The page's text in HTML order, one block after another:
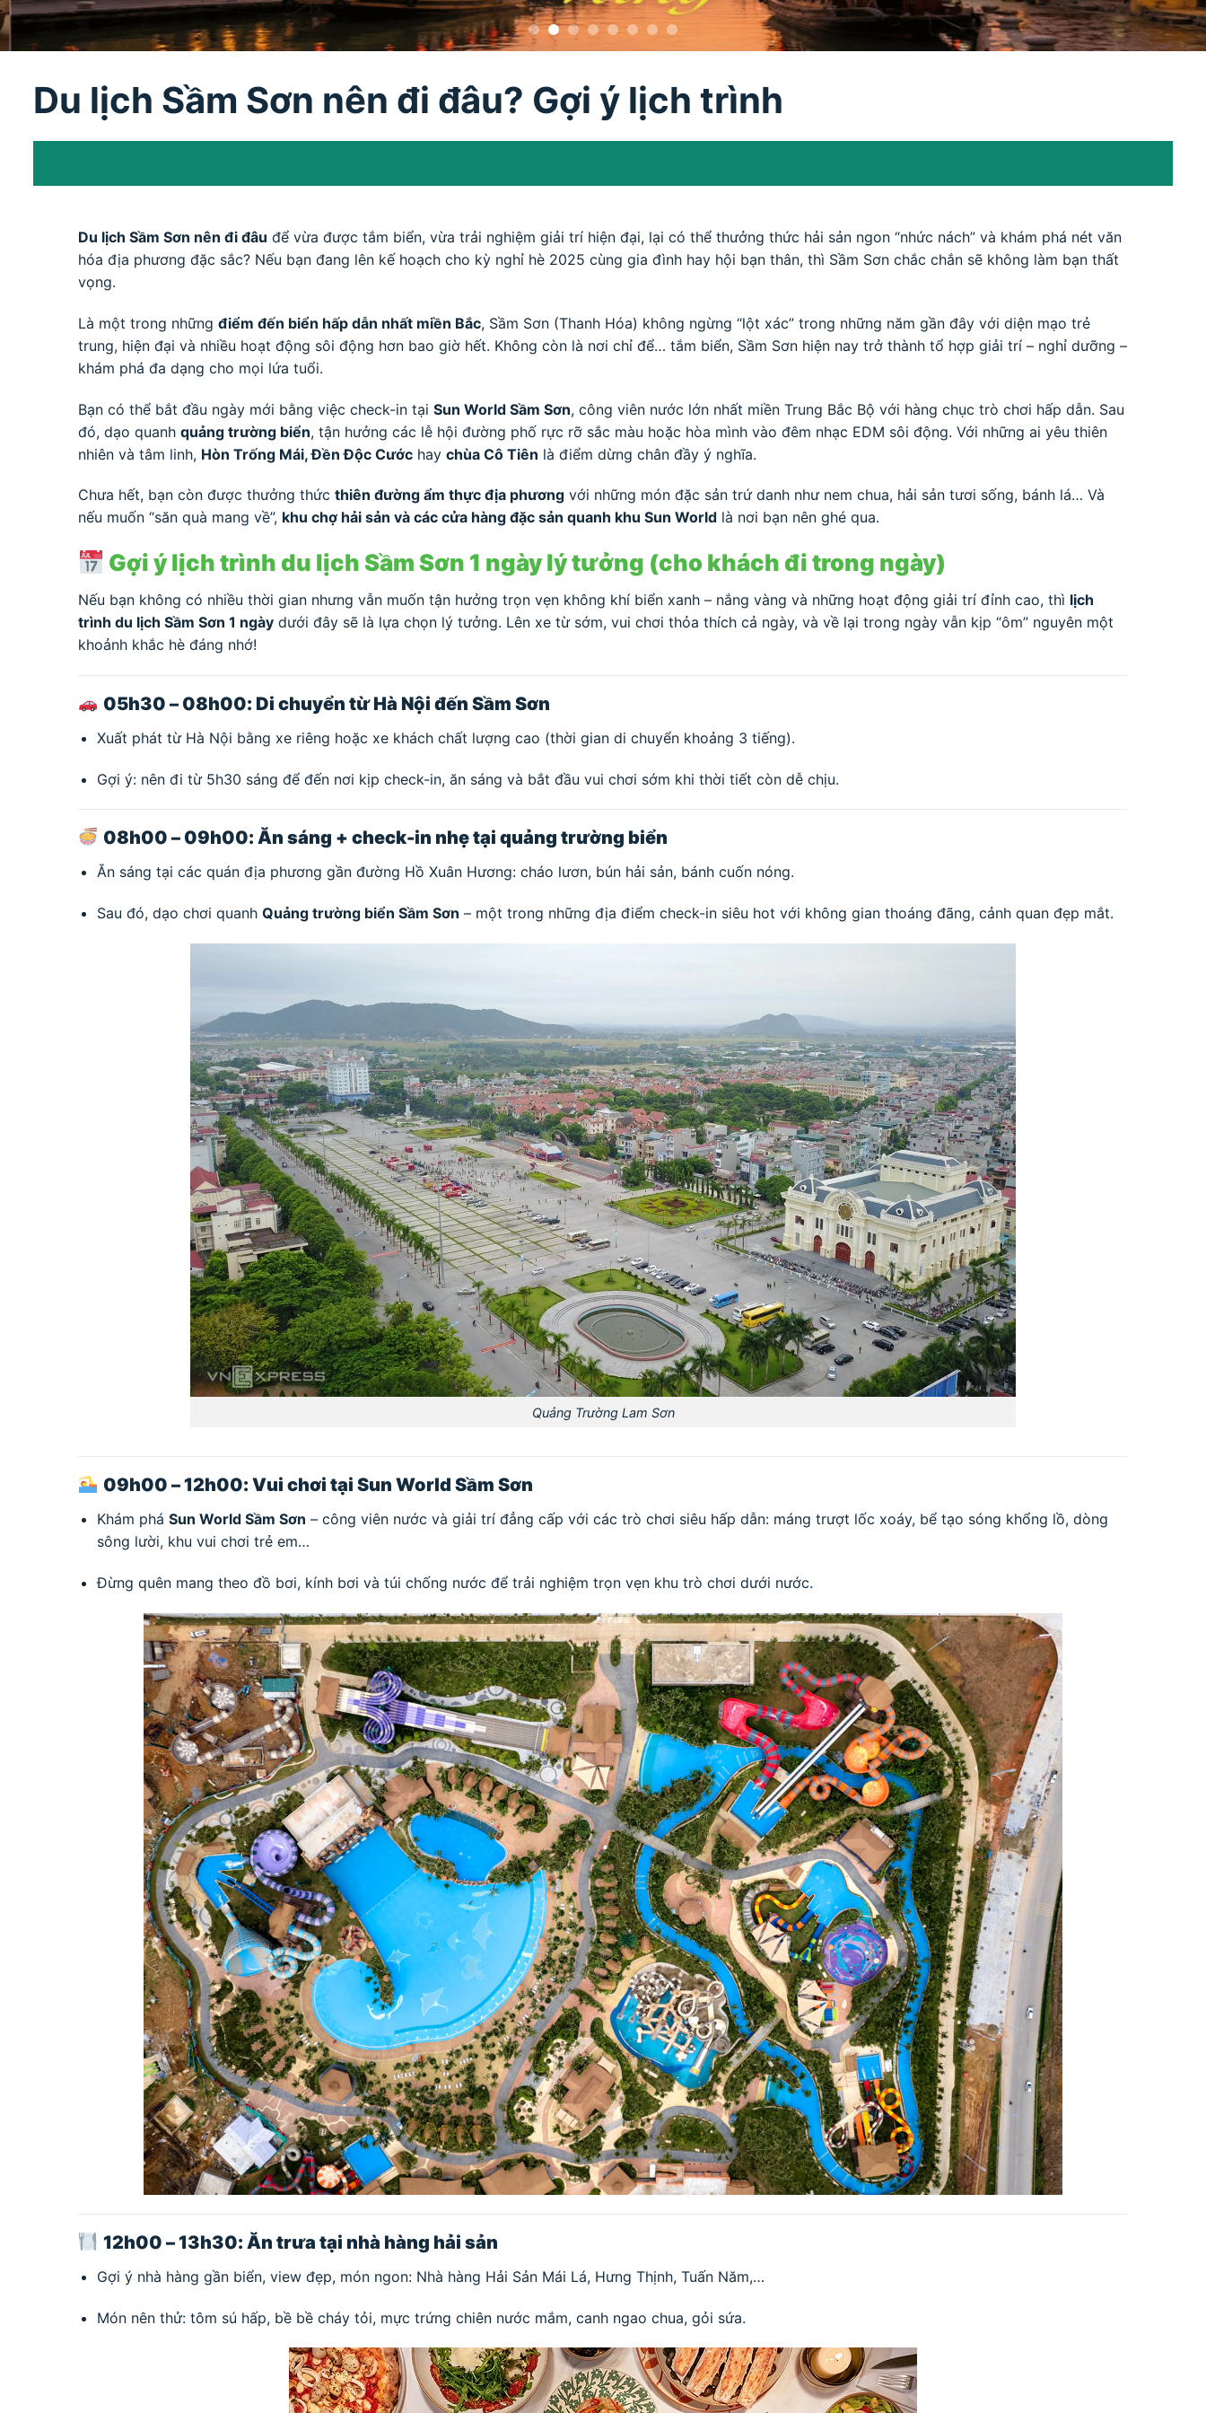
Du lịch Sầm Sơn nên đi đâu? Gợi ý lịch trình
Du lịch Sầm Sơn nên đi đâu để vừa được tắm biển, vừa trải nghiệm giải trí hiện đại, lại có thể thưởng thức hải sản ngon “nhức nách” và khám phá nét văn
hóa địa phương đặc sắc? Nếu bạn đang lên kế hoạch cho kỳ nghỉ hè 2025 cùng gia đình hay hội bạn thân, thì Sầm Sơn chắc chắn sẽ không làm bạn thất
vọng.
Là một trong những điểm đến biển hấp dẫn nhất miền Bắc, Sầm Sơn (Thanh Hóa) không ngừng “lột xác” trong những năm gần đây với diện mạo trẻ
trung, hiện đại và nhiều hoạt động sôi động hơn bao giờ hết. Không còn là nơi chỉ để… tắm biển, Sầm Sơn hiện nay trở thành tổ hợp giải trí – nghỉ dưỡng –
khám phá đa dạng cho mọi lứa tuổi.
Bạn có thể bắt đầu ngày mới bằng việc check-in tại Sun World Sầm Sơn, công viên nước lớn nhất miền Trung Bắc Bộ với hàng chục trò chơi hấp dẫn. Sau
đó, dạo quanh quảng trường biển, tận hưởng các lễ hội đường phố rực rỡ sắc màu hoặc hòa mình vào đêm nhạc EDM sôi động. Với những ai yêu thiên
nhiên và tâm linh, Hòn Trống Mái, Đền Độc Cước hay chùa Cô Tiên là điểm dừng chân đầy ý nghĩa.
Chưa hết, bạn còn được thưởng thức thiên đường ẩm thực địa phương với những món đặc sản trứ danh như nem chua, hải sản tươi sống, bánh lá… Và
nếu muốn “săn quà mang về”, khu chợ hải sản và các cửa hàng đặc sản quanh khu Sun World là nơi bạn nên ghé qua.
Gợi ý lịch trình du lịch Sầm Sơn 1 ngày lý tưởng (cho khách đi trong ngày)
Nếu bạn không có nhiều thời gian nhưng vẫn muốn tận hưởng trọn vẹn không khí biển xanh – nắng vàng và những hoạt động giải trí đỉnh cao, thì lịch
trình du lịch Sầm Sơn 1 ngày dưới đây sẽ là lựa chọn lý tưởng. Lên xe từ sớm, vui chơi thỏa thích cả ngày, và về lại trong ngày vẫn kịp “ôm” nguyên một
khoảnh khắc hè đáng nhớ!
05h30 – 08h00: Di chuyển từ Hà Nội đến Sầm Sơn
Xuất phát từ Hà Nội bằng xe riêng hoặc xe khách chất lượng cao (thời gian di chuyển khoảng 3 tiếng).
Gợi ý: nên đi từ 5h30 sáng để đến nơi kịp check-in, ăn sáng và bắt đầu vui chơi sớm khi thời tiết còn dễ chịu.
08h00 – 09h00: Ăn sáng + check-in nhẹ tại quảng trường biển
Ăn sáng tại các quán địa phương gần đường Hồ Xuân Hương: cháo lươn, bún hải sản, bánh cuốn nóng.
Sau đó, dạo chơi quanh Quảng trường biển Sầm Sơn – một trong những địa điểm check-in siêu hot với không gian thoáng đãng, cảnh quan đẹp mắt.
Quảng Trường Lam Sơn
09h00 – 12h00: Vui chơi tại Sun World Sầm Sơn
Khám phá Sun World Sầm Sơn – công viên nước và giải trí đẳng cấp với các trò chơi siêu hấp dẫn: máng trượt lốc xoáy, bể tạo sóng khổng lồ, dòng
sông lười, khu vui chơi trẻ em…
Đừng quên mang theo đồ bơi, kính bơi và túi chống nước để trải nghiệm trọn vẹn khu trò chơi dưới nước.
12h00 – 13h30: Ăn trưa tại nhà hàng hải sản
Gợi ý nhà hàng gần biển, view đẹp, món ngon: Nhà hàng Hải Sản Mái Lá, Hưng Thịnh, Tuấn Năm,…
Món nên thử: tôm sú hấp, bề bề cháy tỏi, mực trứng chiên nước mắm, canh ngao chua, gỏi sứa.